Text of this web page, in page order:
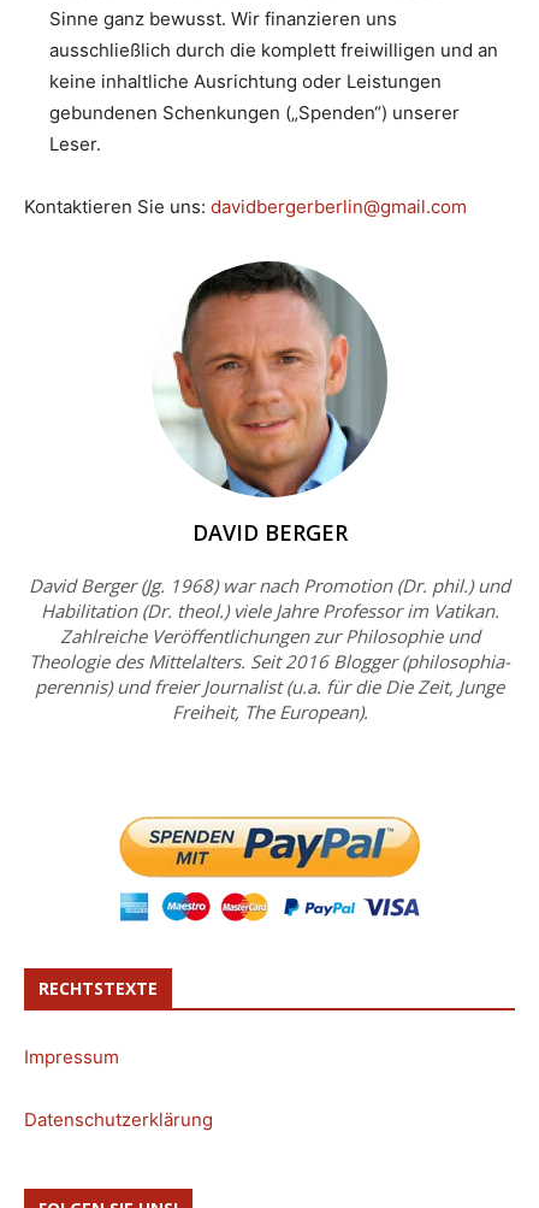
Sinne ganz bewusst. Wir finanzieren uns
ausschließlich durch die komplett freiwilligen und an
keine inhaltliche Ausrichtung oder Leistungen
gebundenen Schenkungen („Spenden“) unserer
Leser.
Kontaktieren Sie uns: davidbergerberlin@gmail.com
DAVID BERGER
David Berger (Jg. 1968) war nach Promotion (Dr. phil.) und
Habilitation (Dr. theol.) viele Jahre Professor im Vatikan.
Zahlreiche Veröffentlichungen zur Philosophie und
Theologie des Mittelalters. Seit 2016 Blogger (philosophia-
perennis) und freier Journalist (u.a. für die Die Zeit, Junge
Freiheit, The European).
RECHTSTEXTE
Impressum
Datenschutzerklärung